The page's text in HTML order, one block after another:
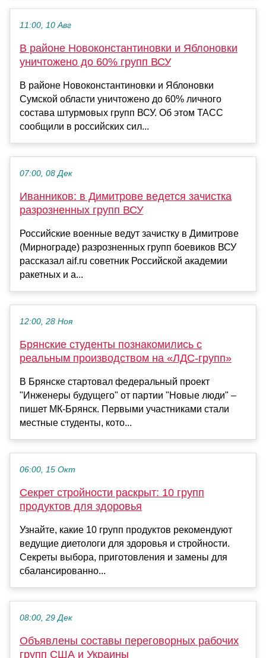
11:00, 10 Авг
В районе Новоконстантиновки и Яблоновки
уничтожено до 60% групп ВСУ
В районе Новоконстантиновки и Яблоновки
Сумской области уничтожено до 60% личного
состава штурмовых групп ВСУ. Об этом ТАСС
сообщили в российских сил...
07:00, 08 Дек
Иванников: в Димитрове ведется зачистка
разрозненных групп ВСУ
Российские военные ведут зачистку в Димитрове
(Мирнограде) разрозненных групп боевиков ВСУ
рассказал aif.ru советник Российской академии
ракетных и а...
12:00, 28 Ноя
Брянские студенты познакомились с
реальным производством на «ЛДС-групп»
В Брянске стартовал федеральный проект
"Инженеры будущего" от партии "Новые люди" –
пишет МК-Брянск. Первыми участниками стали
местные студенты, кото...
06:00, 15 Окт
Секрет стройности раскрыт: 10 групп
продуктов для здоровья
Узнайте, какие 10 групп продуктов рекомендуют
ведущие диетологи для здоровья и стройности.
Секреты выбора, приготовления и замены для
сбалансированно...
08:00, 29 Дек
Объявлены составы переговорных рабочих
групп США и Украины